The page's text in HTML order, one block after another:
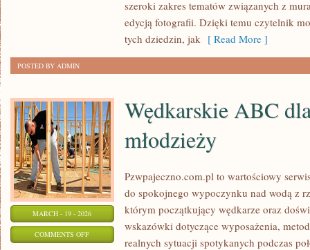
szeroki zakres tematów związanych z
edycją fotografii. Dzięki temu czytelnik
tych dziedzin, jak [ Read More ]
POSTED BY ADMIN
MARCH - 19 - 2026
COMMENTS OFFON
Wędkarskie ABC
młodzieży
Pzwpajeczno.com.pl to wartościowy
do spokojnego wypoczynku nad wodą z
którym początkujący wędkarze oraz
wskazówki dotyczące wyposażenia,
realnych sytuacji spotykanych podczas